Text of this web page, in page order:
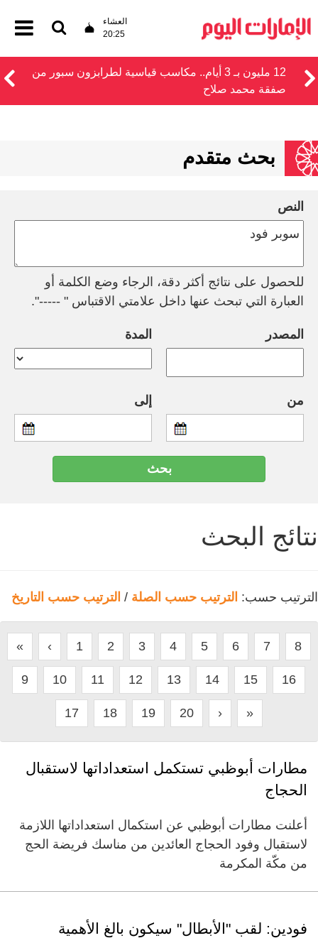
العشاء
20:25
12 مليون بـ 3 أيام.. مكاسب قياسية لطرابزون سبور من
صفقة محمد صلاح
بحث متقدم
النص
للحصول على نتائج أكثر دقة، الرجاء وضع الكلمة أو
العبارة التي تبحث عنها داخل علامتي الاقتباس " -----".
المصدر المدة
من إلى
نتائج البحث
الترتيب حسب: الترتيب حسب الصلة / الترتيب حسب التاريخ
« ‹ 1 2 3 4 5 6 7 8
9 10 11 12 13 14 15 16
17 18 19 20 › »
مطارات أبوظبي تستكمل استعداداتها لاستقبال
الحجاج
أعلنت مطارات أبوظبي عن استكمال استعداداتها اللازمة
لاستقبال وفود الحجاج العائدين من مناسك فريضة الحج
من مكّة المكرمة
فودين: لقب "الأبطال" سيكون بالغ الأهمية